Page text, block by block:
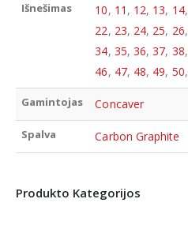
Išnešimas 10, 11 , 12, 13, 14,
22, 23, 24, 25, 26,
34, 35, 36,37, 38,
46, 47, 48, 49, 50,
Gamintojas Concaver
Spalva Carbon Graphite
Produkto Kategorijos